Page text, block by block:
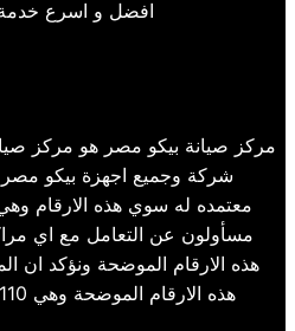
افضل و اسرع خدمة
مركز صيانة بيكو مصر هو مركز
شركة وجميع اجهزة بيكو
مسأولون عن التعامل مع اي
هذه الارقام الموضحة ونؤكد ان
هذه الارقام الموضحة وهي 01154008110- 01220261030